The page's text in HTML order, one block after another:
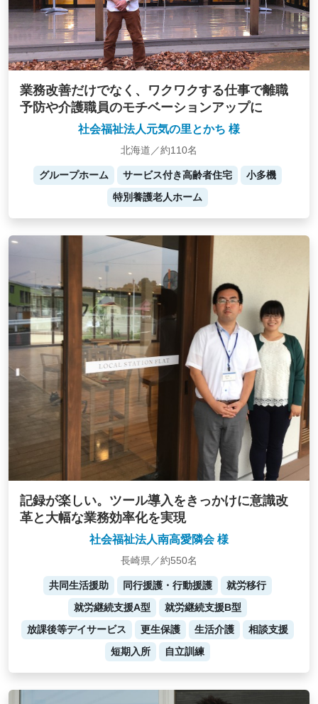
業務改善だけでなく、ワクワクする仕事で離職
予防や介護職員のモチベーションアップに
社会福祉法人元気の里とかち 様
北海道／約110名
グループホーム サービス付き高齢者住宅
小多機
特別養護老人ホーム
記録が楽しい。ツール導入をきっかけに意識改
革と大幅な業務効率化を実現
社会福祉法人南高愛隣会 様
長崎県／約550名
共同生活援助 同行援護・行動援護
就労移行
就労継続支援A型
就労継続支援B型
放課後等デイサービス
更生保護 生活介護
相談支援
短期入所
自立訓練